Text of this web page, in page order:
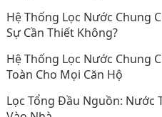
Hệ Thống Lọc Nước Chung
Sự Cần Thiết Không?
Hệ Thống Lọc Nước Chung
Toàn Cho Mọi Căn Hộ
Lọc Tổng Đầu Nguồn: Nước